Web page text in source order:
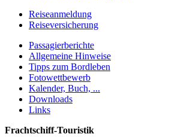
Reiseanmeldung
Reiseversicherung
Passagierberichte
Allgemeine Hinweise
Tipps zum Bordleben
Fotowettbewerb
Kalender, Buch, ...
Downloads
Links
Frachtschiff-Touristik